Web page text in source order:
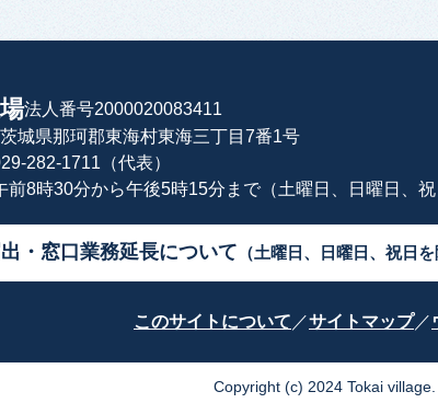
法人番号2000020083411
城県那珂郡東海村東海三丁目7番1号
282-1711（代表）
前8時30分から午後5時15分まで（土曜日、日曜日、
・窓口業務延長について （土曜日、日曜日、祝日を
このサイトについて サイトマップ
Copyright (c) 2024 Tokai village.